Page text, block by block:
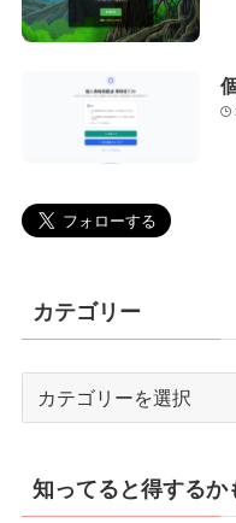
カテゴリー
リ
ー
知ってると得するか